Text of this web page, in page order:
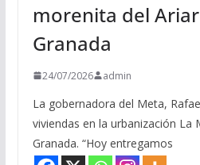
morenita del
Granada
24/07/2026 admin
La gobernadora del Meta,
viviendas en la urbanización La
Granada. “Hoy entregamos